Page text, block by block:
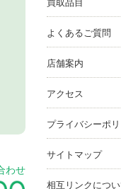
わせ
買取品目
よくあるご質問
店舗案内
アクセス
プライバシーポ
サイトマップ
相互リンクにつ